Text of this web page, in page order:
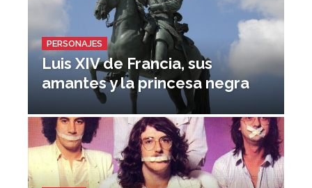
PERSONAJES
Luis XIV de Francia, sus
amantes y la princesa negra